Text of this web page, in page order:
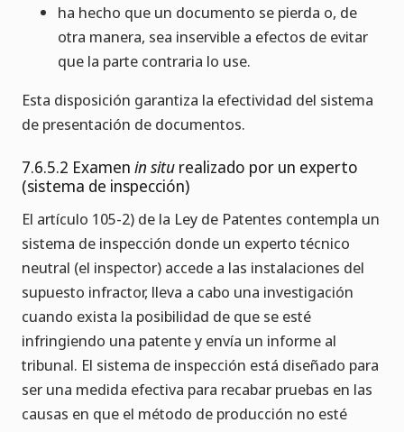
ha hecho que un documento se pierda o, de
otra manera, sea inservible a efectos de evitar
que la parte contraria lo use.
Esta disposición garantiza la efectividad del sistema
de presentación de documentos.
7.6.5.2 Examen in situ realizado por un experto
(sistema de inspección)
El artículo 105-2) de la Ley de Patentes contempla un
sistema de inspección donde un experto técnico
neutral (el inspector) accede a las instalaciones del
supuesto infractor, lleva a cabo una investigación
cuando exista la posibilidad de que se esté
infringiendo una patente y envía un informe al
tribunal. El sistema de inspección está diseñado para
ser una medida efectiva para recabar pruebas en las
causas en que el método de producción no esté